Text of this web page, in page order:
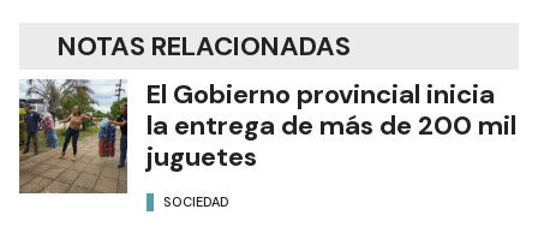
NOTAS RELACIONADAS
El Gobierno provincial inicia
la entrega de más de 200 mil
juguetes